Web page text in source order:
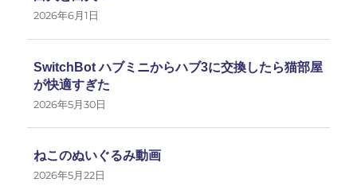
2026年6月1日
SwitchBot ハブミニからハブ3に交換したら猫部屋
が快適すぎた
2026年5月30日
ねこのぬいぐるみ動画
2026年5月22日